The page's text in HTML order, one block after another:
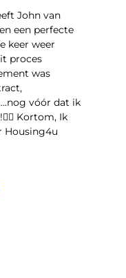
John van
een perfecte
keer weer
proces
was
vóór dat ik
Kortom, Ik
Housing4u